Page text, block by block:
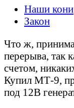
Наши кони
Закон
Что ж,
перерыва, так
счетом,
Купил МТ-9,
под 12В